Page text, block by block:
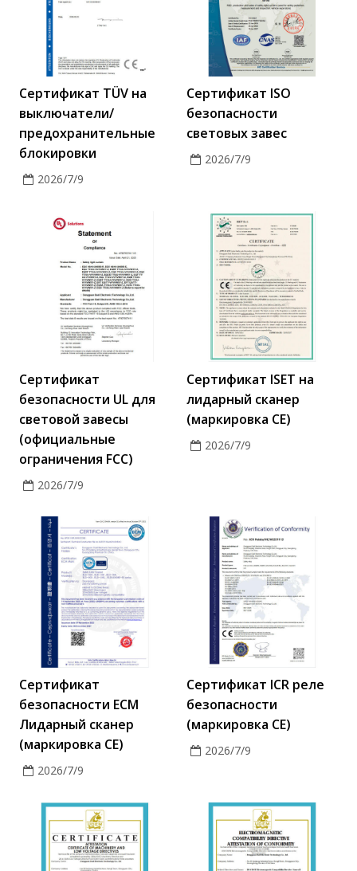
Сертификат TÜV на
выключатели/
предохранительные
блокировки
2026/7/9
Сертификат ISO
безопасности
световых завес
2026/7/9
Сертификат
безопасности UL для
световой завесы
(официальные
ограничения FCC)
2026/7/9
Сертификат ISET на
лидарный сканер
(маркировка CE)
2026/7/9
Сертификат
безопасности ECM
Лидарный сканер
(маркировка CE)
2026/7/9
Сертификат ICR реле
безопасности
(маркировка CE)
2026/7/9